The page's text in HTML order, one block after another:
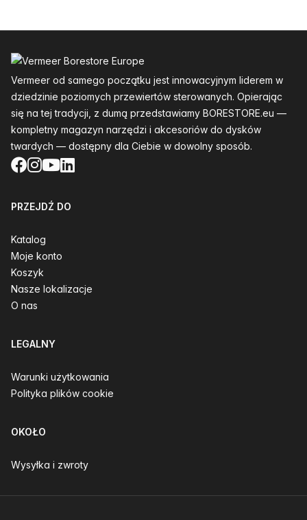
Vermeer od samego początku jest innowacyjnym liderem w
dziedzinie poziomych przewiertów sterowanych. Opierając
się na tej tradycji, z dumą przedstawiamy BORESTORE.eu —
kompletny magazyn narzędzi i akcesoriów do dysków
twardych — dostępny dla Ciebie w dowolny sposób.
Facebook
Instagram
YouTube
LinkedIn
PRZEJDŹ DO
Katalog
Moje konto
Koszyk
Nasze lokalizacje
O nas
LEGALNY
Warunki użytkowania
Polityka plików cookie
OKOŁO
Wysyłka i zwroty